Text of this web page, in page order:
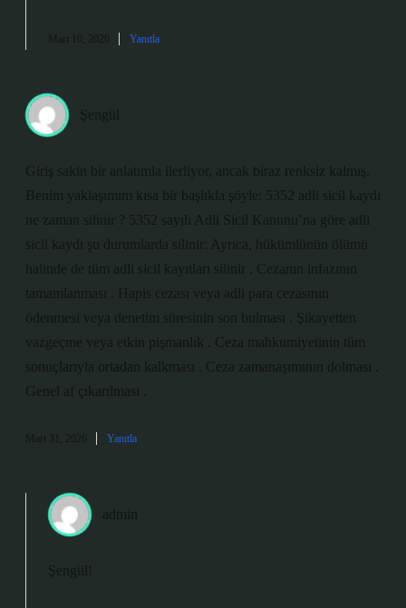
Mart 10, 2026 Yanıtla
Şengül
Giriş sakin bir anlatımla ilerliyor, ancak biraz renksiz kalmış.
Benim yaklaşımım kısa bir başlıkla şöyle: 5352 adli sicil kaydı
ne zaman silinir ? 5352 sayılı Adli Sicil Kanunu’na göre adli
sicil kaydı şu durumlarda silinir: Ayrıca, hükümlünün ölümü
halinde de tüm adli sicil kayıtları silinir . Cezanın infazının
tamamlanması . Hapis cezası veya adli para cezasının
ödenmesi veya denetim süresinin son bulması . Şikayetten
vazgeçme veya etkin pişmanlık . Ceza mahkumiyetinin tüm
sonuçlarıyla ortadan kalkması . Ceza zamanaşımının dolması .
Genel af çıkarılması .
Mart 31, 2026 Yanıtla
admin
Şengül!